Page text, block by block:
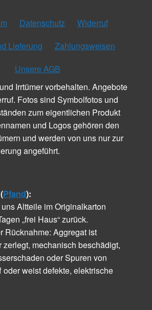
Datenschutz
Widerruf
Lieferung
Zahlungsweisen
Unsere AGB
Irrtümer vorbehalten. Angebote
Fotos sind Symbolfotos und
zum eigentlichen Produkt
und Logos gehören den
und werden von uns nur zur
angeführt.
Pfand):
Altteile im Originalkarton
„frei Haus“ zurück.
Rücknahme: Aggregat ist
mechanisch beschädigt,
oder Spuren von
oder weist defekte, elektrische